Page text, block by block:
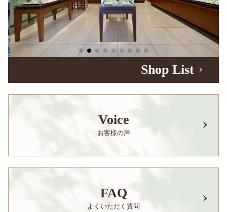
Shop List
Voice
お客様の声
FAQ
よくいただく質問